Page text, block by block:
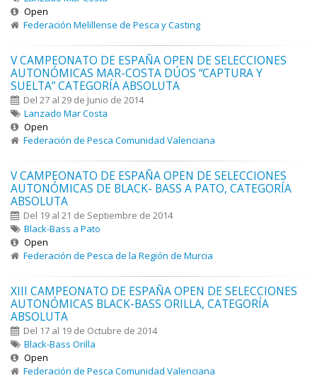
Open
Federación Melillense de Pesca y Casting
V CAMPEONATO DE ESPAÑA OPEN DE SELECCIONES
AUTONÓMICAS MAR-COSTA DÚOS “CAPTURA Y
SUELTA” CATEGORÍA ABSOLUTA
Del 27 al 29 de Junio de 2014
Lanzado Mar Costa
Open
Federación de Pesca Comunidad Valenciana
V CAMPEONATO DE ESPAÑA OPEN DE SELECCIONES
AUTONÓMICAS DE BLACK- BASS A PATO, CATEGORÍA
ABSOLUTA
Del 19 al 21 de Septiembre de 2014
Black-Bass a Pato
Open
Federación de Pesca de la Región de Murcia
XIII CAMPEONATO DE ESPAÑA OPEN DE SELECCIONES
AUTONÓMICAS BLACK-BASS ORILLA, CATEGORÍA
ABSOLUTA
Del 17 al 19 de Octubre de 2014
Black-Bass Orilla
Open
Federación de Pesca Comunidad Valenciana